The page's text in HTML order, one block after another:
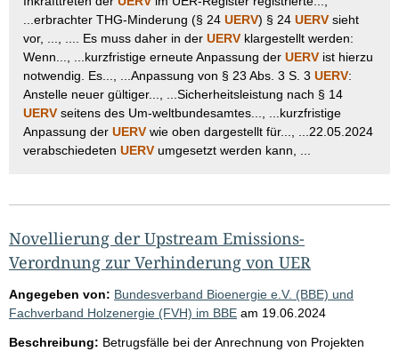
...erbrachter THG-Minderung (§ 24 UERV) § 24 UERV sieht
vor, ..., .... Es muss daher in der UERV klargestellt werden:
Wenn..., ...kurzfristige erneute Anpassung der UERV ist hierzu
notwendig. Es..., ...Anpassung von § 23 Abs. 3 S. 3 UERV:
Anstelle neuer gültiger..., ...Sicherheitsleistung nach § 14
UERV seitens des Um-weltbundesamtes..., ...kurzfristige
Anpassung der UERV wie oben dargestellt für..., ...22.05.2024
verabschiedeten UERV umgesetzt werden kann, ...
Novellierung der Upstream Emissions-
Verordnung zur Verhinderung von UER
Angegeben von: Bundesverband Bioenergie e.V. (BBE) und
Fachverband Holzenergie (FVH) im BBE am 19.06.2024
Beschreibung: Betrugsfälle bei der Anrechnung von Projekten